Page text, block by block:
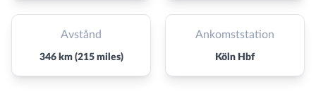
Avstånd
346 km (215 miles)
Ankomststation
Köln Hbf